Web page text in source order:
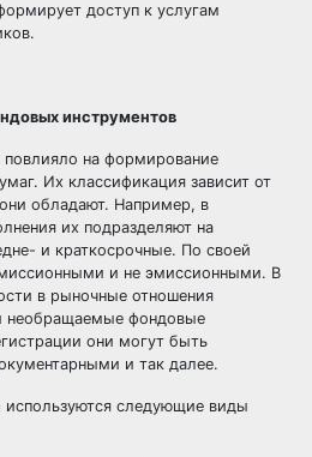
доступ к услугам
инструментов
повлияло на формирование
Их классификация зависит от
обладают. Например, в
их подразделяют на
и краткосрочные. По своей
и не эмиссионными. В
в рыночные отношения
необращаемые фондовые
они могут быть
и так далее.
используются следующие виды